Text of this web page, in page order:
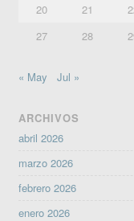
20
21
27
28
« May Jul »
ARCHIVOS
abril 2026
marzo 2026
febrero 2026
enero 2026